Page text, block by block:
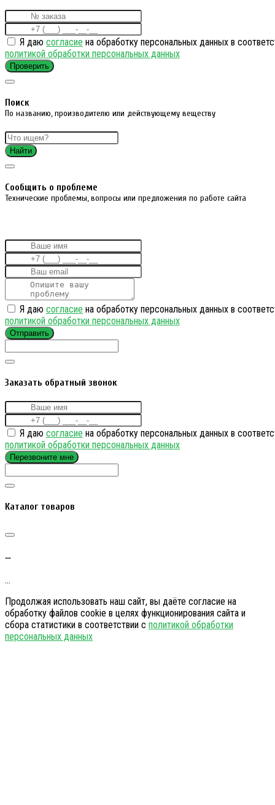
Я даю согласие на обработку персональных данных в
политикой обработки персональных данных
Проверить
Поиск
По названию, производителю или действующему веществу
Найти
Cообщить о проблеме
Технические проблемы, вопросы или предложения по работе сайта
Я даю согласие на обработку персональных данных в
политикой обработки персональных данных
Отправить
Заказать обратный звонок
Я даю согласие на обработку персональных данных в
политикой обработки персональных данных
Перезвоните мне
Каталог товаров
…
…
Продолжая использовать наш сайт, вы даёте согласие на
обработку файлов cookie в целях функционирования сайта и
сбора статистики в соответствии с политикой обработки
персональных данных